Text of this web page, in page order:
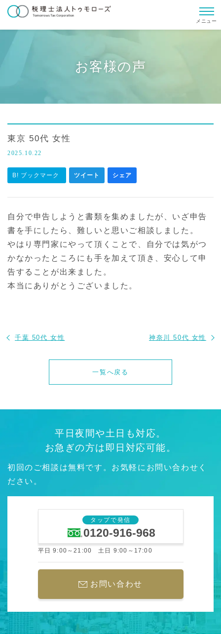
メニュー
お客様の声
東京 50代 女性
2025.10.22
B! ブックマーク ツイート シェア
自分で申告しようと書類を集めましたが、いざ申告
書を手にしたら、難しいと思いご相談しました。
やはり専門家にやって頂くことで、自分では気がつ
かなかったところにも手を加えて頂き、安心して申
告することが出来ました。
本当にありがとうございました。
千葉 50代 女性
一覧へ戻る
神奈川 50代 女性
平日夜間や土日も対応。
お急ぎの方は即日対応可能。
初回のご相談は無料です。お気軽にお問い合わせく
ださい。
タップで発信
0120-916-968
平日 9:00～21:00 土日 9:00～17:00
お問い合わせ